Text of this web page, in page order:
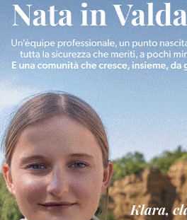
Cronaca 3 Agosto 2026
Scomparso da una
Fiorentino l’uomo che
Levane nel 2020
Cronaca 4 Agosto 2026
Un anno fa la strage in A1
Gianni, Giulia e Franco. Lo
processo, lo stop ai